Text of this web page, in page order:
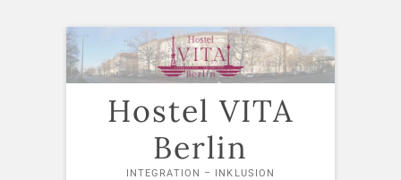
Skip
to
content
Hostel VITA
Berlin
INTEGRATION – INKLUSION